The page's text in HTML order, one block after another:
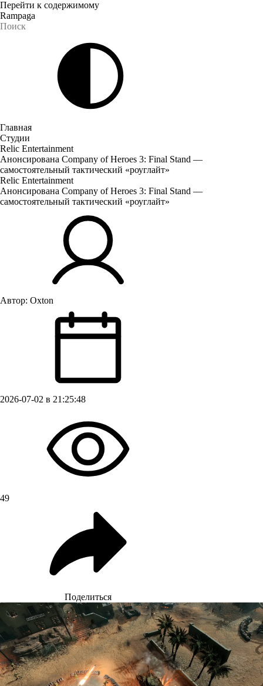
Перейти к содержимому
Rampaga
Главная
Студии
Relic Entertainment
Анонсирована Company of Heroes 3: Final Stand —
самостоятельный тактический «роуглайт»
Relic Entertainment
Анонсирована Company of Heroes 3: Final Stand —
самостоятельный тактический «роуглайт»
Автор: Oxton
2026-07-02 в 21:25:48
49
Поделиться